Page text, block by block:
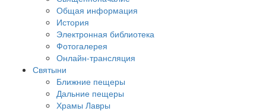
Общая информация
История
Электронная библиотека
Фотогалерея
Онлайн-трансляция
Святыни
Ближние пещеры
Дальние пещеры
Храмы Лавры